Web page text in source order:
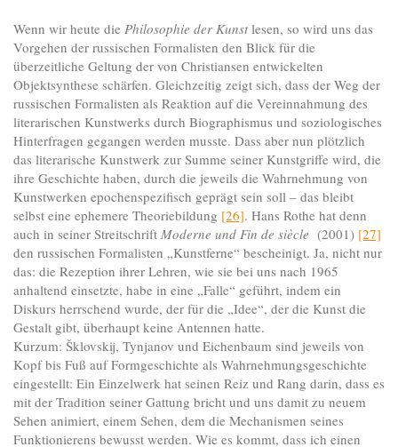
Wenn wir heute die Philosophie der Kunstlesen, so wird uns das
Vorgehen der russischen Formalisten den Blick für die
überzeitliche Geltung der von Christiansen entwickelten
Objektsynthese schärfen. Gleichzeitig zeigt sich, dass der Weg der
russischen Formalisten als Reaktion auf die Vereinnahmung des
literarischen Kunstwerks durch Biographismus und soziologisches
Hinterfragen gegangen werden musste. Dass aber nun plötzlich
das literarische Kunstwerk zur Summe seiner Kunstgriffe wird, die
ihre Geschichte haben, durch die jeweils die Wahrnehmung von
Kunstwerken epochenspezifisch geprägt sein soll – das bleibt
selbst eine ephemere Theoriebildung [26]. Hans Rothe hat denn
auch in seiner Streitschrift Moderne und Fin de siècle (2001) [27]
den russischen Formalisten „Kunstferne“ bescheinigt. Ja, nicht nur
das: die Rezeption ihrer Lehren, wie sie bei uns nach 1965
anhaltend einsetzte, habe in eine „Falle“ geführt, indem ein
Diskurs herrschend wurde, der für die „Idee“, der die Kunst die
Gestalt gibt, überhaupt keine Antennen hatte.
Kurzum: Šklovskij, Tynjanov und Eichenbaum sind jeweils von
Kopf bis Fuß auf Formgeschichte als Wahrnehmungsgeschichte
eingestellt: Ein Einzelwerk hat seinen Reiz und Rang darin, dass es
mit der Tradition seiner Gattung bricht und uns damit zu neuem
Sehen animiert, einem Sehen, dem die Mechanismen seines
Funktionierens bewusst werden. Wie es kommt, dass ich einen